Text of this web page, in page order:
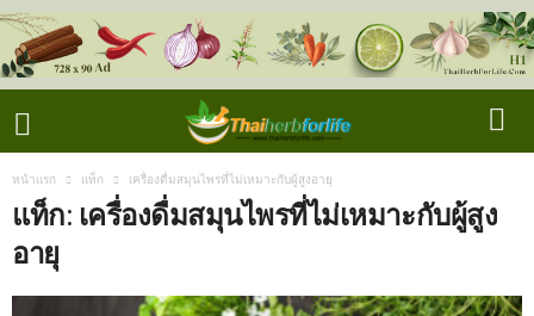
หน้าแรก แท็ก เครื่องดื่มสมุนไพรที่ไม่เหมาะกับผู้สูงอายุ
แท็ก: เครื่องดื่มสมุนไพรที่ไม่เหมาะกับผู้สูง
อายุ